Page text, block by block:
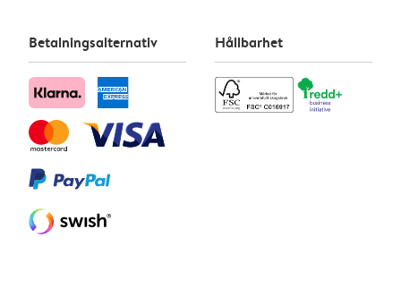
Betalningsalternativ Hållbarhet